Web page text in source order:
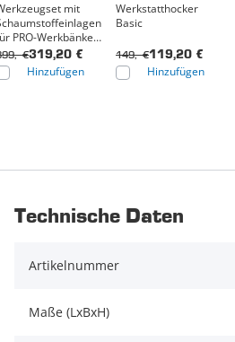
mit
PRO-Werkbänke –
Schubladen – 171-
319,20 €
€
Hinzufügen
Werkstatthocker
Basic
119,20 €
149,- €
Hinzufügen
Technische Daten
Artikelnummer
Maße (LxBxH)